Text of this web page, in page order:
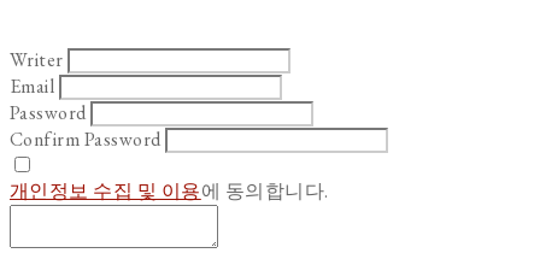
Writer
Email
Password
Confirm Password
개인정보 수집 및 이용에 동의합니다.